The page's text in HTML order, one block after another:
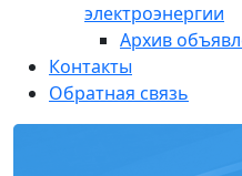
электроэнергии
Архив
Контакты
Обратная связь